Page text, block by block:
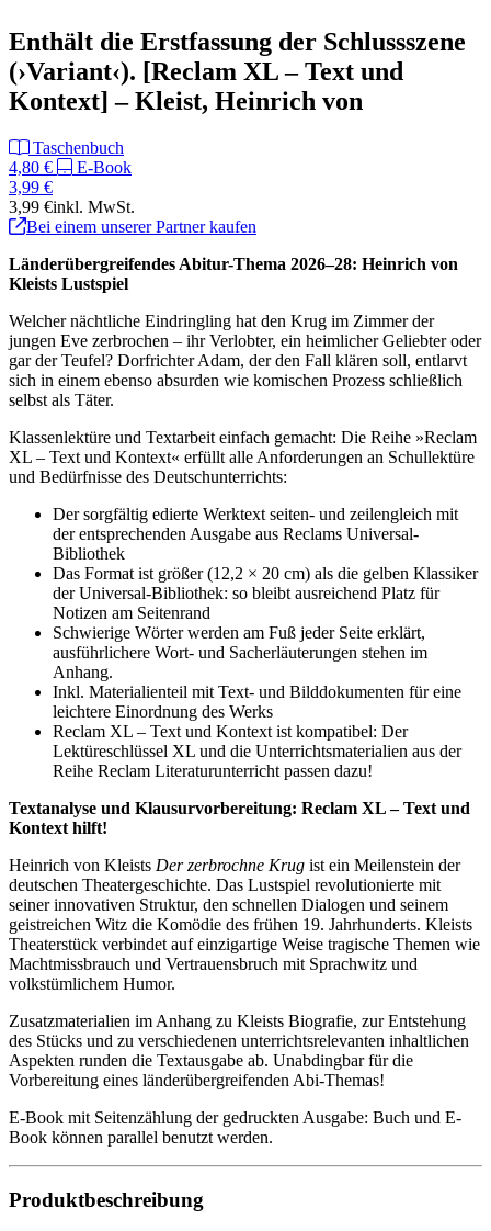
Enthält die Erstfassung der Schlussszene
(›Variant‹). [Reclam XL – Text und
Kontext] – Kleist, Heinrich von
Taschenbuch
4,80 €
E-Book
3,99 €
3,99 €inkl. MwSt.
Bei einem unserer Partner kaufen
Länderübergreifendes Abitur-Thema 2026–28: Heinrich von
Kleists Lustspiel
Welcher nächtliche Eindringling hat den Krug im Zimmer der
jungen Eve zerbrochen – ihr Verlobter, ein heimlicher Geliebter oder
gar der Teufel? Dorfrichter Adam, der den Fall klären soll, entlarvt
sich in einem ebenso absurden wie komischen Prozess schließlich
selbst als Täter.
Klassenlektüre und Textarbeit einfach gemacht: Die Reihe »Reclam
XL – Text und Kontext« erfüllt alle Anforderungen an Schullektüre
und Bedürfnisse des Deutschunterrichts:
Der sorgfältig edierte Werktext seiten- und zeilengleich mit
der entsprechenden Ausgabe aus Reclams Universal-
Bibliothek
Das Format ist größer (12,2 × 20 cm) als die gelben Klassiker
der Universal-Bibliothek: so bleibt ausreichend Platz für
Notizen am Seitenrand
Schwierige Wörter werden am Fuß jeder Seite erklärt,
ausführlichere Wort- und Sacherläuterungen stehen im
Anhang.
Inkl. Materialienteil mit Text- und Bilddokumenten für eine
leichtere Einordnung des Werks
Reclam XL – Text und Kontext ist kompatibel: Der
Lektüreschlüssel XL und die Unterrichtsmaterialien aus der
Reihe Reclam Literaturunterricht passen dazu!
Textanalyse und Klausurvorbereitung: Reclam XL – Text und
Kontext hilft!
Heinrich von Kleists Der zerbrochne Krug ist ein Meilenstein der
deutschen Theatergeschichte. Das Lustspiel revolutionierte mit
seiner innovativen Struktur, den schnellen Dialogen und seinem
geistreichen Witz die Komödie des frühen 19. Jahrhunderts. Kleists
Theaterstück verbindet auf einzigartige Weise tragische Themen wie
Machtmissbrauch und Vertrauensbruch mit Sprachwitz und
volkstümlichem Humor.
Zusatzmaterialien im Anhang zu Kleists Biografie, zur Entstehung
des Stücks und zu verschiedenen unterrichtsrelevanten inhaltlichen
Aspekten runden die Textausgabe ab. Unabdingbar für die
Vorbereitung eines länderübergreifenden Abi-Themas!
E-Book mit Seitenzählung der gedruckten Ausgabe: Buch und E-
Book können parallel benutzt werden.
Produktbeschreibung